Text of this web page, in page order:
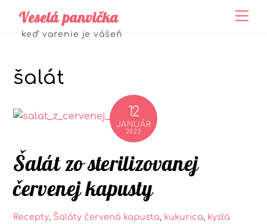
content
Veselá panvička
keď varenie je vášeň
šalát
12
JANUÁR
2022
Šalát zo sterilizovanej
červenej kapusty
Recepty, Šaláty červená kapusta, kukurica, kyslá